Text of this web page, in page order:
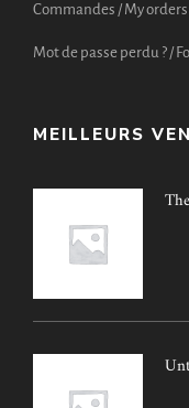
Commandes / My orders
Mot de passe perdu ? /
MEILLEURS